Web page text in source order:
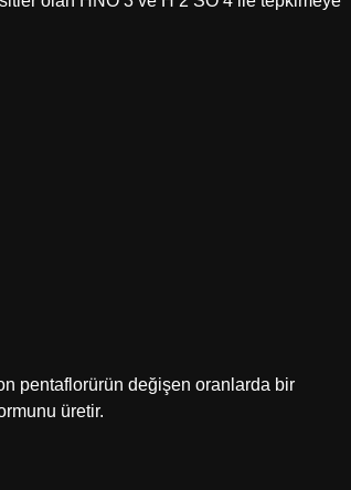
pentaflorürün değişen oranlarda bir
üretir.